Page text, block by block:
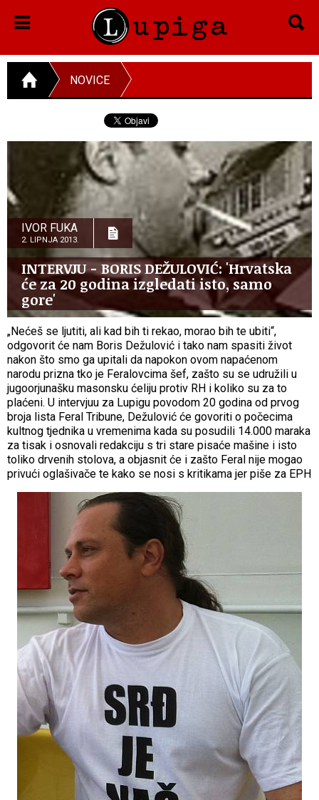
NOVICE
IVOR FUKA
2. LIPNJA 2013.
INTERVJU - BORIS DEŽULOVIĆ: 'Hrvatska
će za 20 godina izgledati isto, samo
gore'
„Nećeš se ljutiti, ali kad bih ti rekao, morao bih te ubiti“,
odgovorit će nam Boris Dežulović i tako nam spasiti život
nakon što smo ga upitali da napokon ovom napaćenom
narodu prizna tko je Feralovcima šef, zašto su se udružili u
jugoorjunašku masonsku ćeliju protiv RH i koliko su za to
plaćeni. U intervjuu za Lupigu povodom 20 godina od prvog
broja lista Feral Tribune, Dežulović će govoriti o počecima
kultnog tjednika u vremenima kada su posudili 14.000 maraka
za tisak i osnovali redakciju s tri stare pisaće mašine i isto
toliko drvenih stolova, a objasnit će i zašto Feral nije mogao
privući oglašivače te kako se nosi s kritikama jer piše za EPH